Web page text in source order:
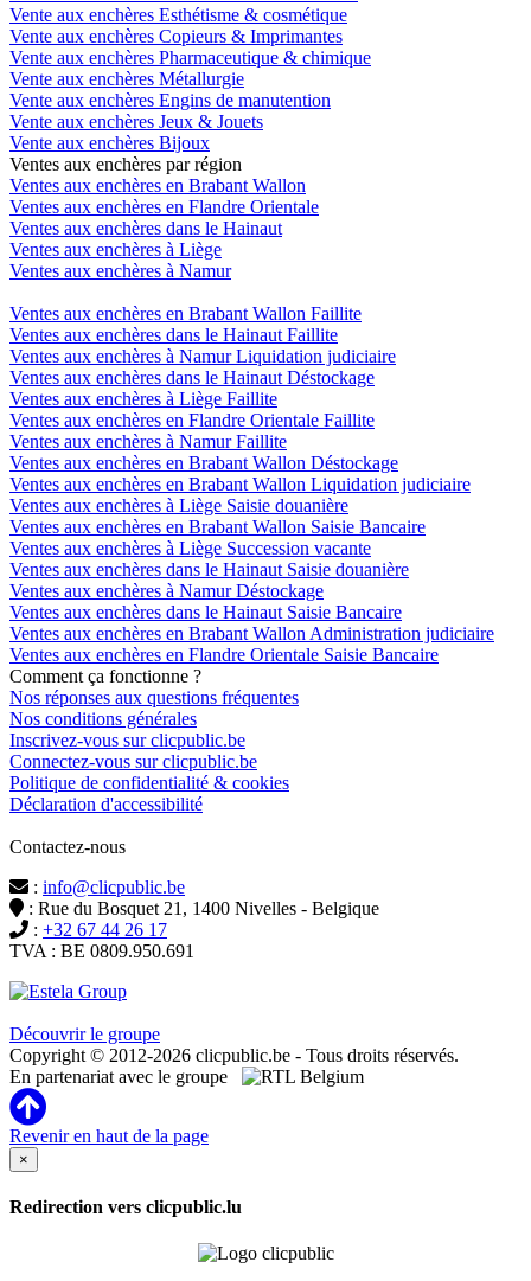
Vente aux enchères Esthétisme & cosmétique
Vente aux enchères Copieurs & Imprimantes
Vente aux enchères Pharmaceutique & chimique
Vente aux enchères Métallurgie
Vente aux enchères Engins de manutention
Vente aux enchères Jeux & Jouets
Vente aux enchères Bijoux
Ventes aux enchères par région
Ventes aux enchères en Brabant Wallon
Ventes aux enchères en Flandre Orientale
Ventes aux enchères dans le Hainaut
Ventes aux enchères à Liège
Ventes aux enchères à Namur
Ventes aux enchères en Brabant Wallon Faillite
Ventes aux enchères dans le Hainaut Faillite
Ventes aux enchères à Namur Liquidation judiciaire
Ventes aux enchères dans le Hainaut Déstockage
Ventes aux enchères à Liège Faillite
Ventes aux enchères en Flandre Orientale Faillite
Ventes aux enchères à Namur Faillite
Ventes aux enchères en Brabant Wallon Déstockage
Ventes aux enchères en Brabant Wallon Liquidation judiciaire
Ventes aux enchères à Liège Saisie douanière
Ventes aux enchères en Brabant Wallon Saisie Bancaire
Ventes aux enchères à Liège Succession vacante
Ventes aux enchères dans le Hainaut Saisie douanière
Ventes aux enchères à Namur Déstockage
Ventes aux enchères dans le Hainaut Saisie Bancaire
Ventes aux enchères en Brabant Wallon Administration judiciaire
Ventes aux enchères en Flandre Orientale Saisie Bancaire
Comment ça fonctionne ?
Nos réponses aux questions fréquentes
Nos conditions générales
Inscrivez-vous sur clicpublic.be
Connectez-vous sur clicpublic.be
Politique de confidentialité & cookies
Déclaration d'accessibilité
Contactez-nous
: info@clicpublic.be
: Rue du Bosquet 21, 1400 Nivelles - Belgique
: +32 67 44 26 17
TVA : BE 0809.950.691
Découvrir le groupe
Copyright © 2012-2026 clicpublic.be - Tous droits réservés.
En partenariat avec le groupe
Revenir en haut de la page
×
Redirection vers clicpublic.lu